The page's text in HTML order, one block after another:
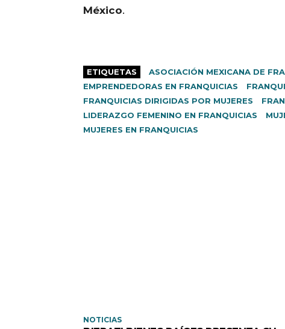
México.
ETIQUETAS ASOCIACIÓN MEXICANA DE
EMPRENDEDORAS EN FRANQUICIAS
FRANQUICIAS DIRIGIDAS POR MUJERES
LIDERAZGO FEMENINO EN FRANQUICIAS
MUJERES EN FRANQUICIAS
NOTICIAS